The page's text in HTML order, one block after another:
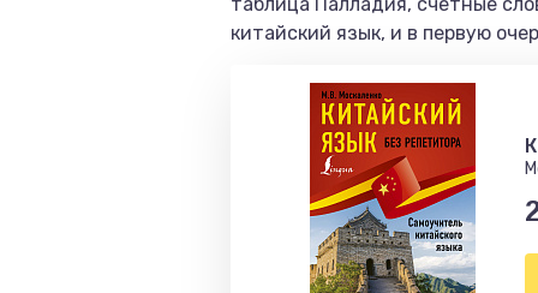
китайский язык, и в первую